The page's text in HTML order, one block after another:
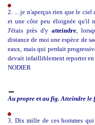
2. ... je n'aperçus rien que le
et une côte peu éloignée qu'il
J'étais près d'yatteindre,
distance de moi une espèce de
eaux, mais qui perdait
devait infailliblement reporter en
NODIER
Au propre etau fig. Atteindre le
3. Dix mille de ces hommes qui